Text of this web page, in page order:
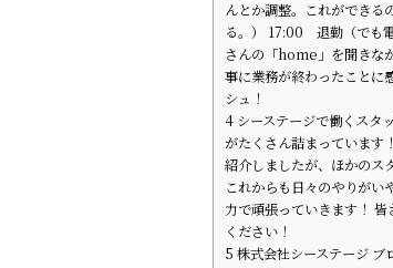
んとか調整。これができる
る。） 17:00 退勤（でも
さんの「home」を聞きな
事に業務が終わったことに
シュ！
4 シーステージで働くスタ
がたくさん詰まっています
紹介しましたが、ほかのス
これからも日々のやりがい
力で頑張っていきます！
ください！
5 株式会社シーステージ ブ